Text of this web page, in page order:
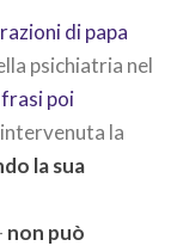
di papa
psichiatria nel
frasi poi
la
la sua
non può